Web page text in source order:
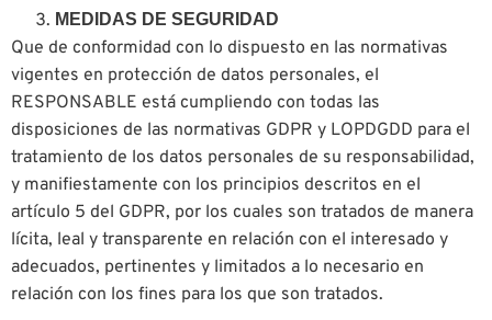
MEDIDAS DE SEGURIDAD
Que de conformidad con lo dispuesto en las normativas
vigentes en protección de datos personales, el
RESPONSABLE está cumpliendo con todas las
disposiciones de las normativas GDPR y LOPDGDD para el
tratamiento de los datos personales de su responsabilidad,
y manifiestamente con los principios descritos en el
artículo 5 del GDPR, por los cuales son tratados de manera
lícita, leal y transparente en relación con el interesado y
adecuados, pertinentes y limitados a lo necesario en
relación con los fines para los que son tratados.